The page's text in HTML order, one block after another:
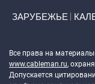
ЗАРУБЕЖЬЕ
Все права на
www.cableman.ru,
Допускается